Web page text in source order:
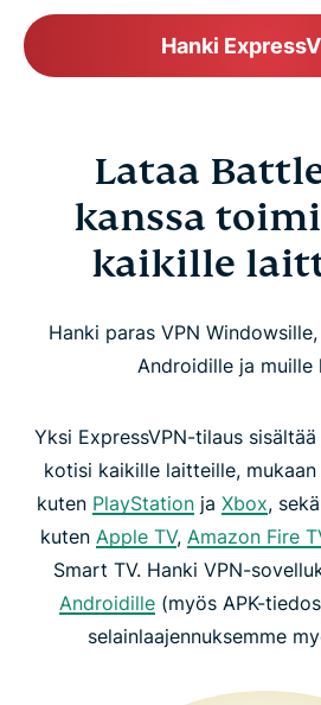
Hanki
Lataa
kanssa
kaikille
Hanki paras VPN
Androidille ja muille
Yksi ExpressVPN-tilaus sisältää
kotisi kaikille laitteille,
kuten PlayStationja Xbox,
kuten Apple TV, Amazon Fire
Smart TV. Hanki VPN-
Androidille(myös APK-
selainlaajennuksemme